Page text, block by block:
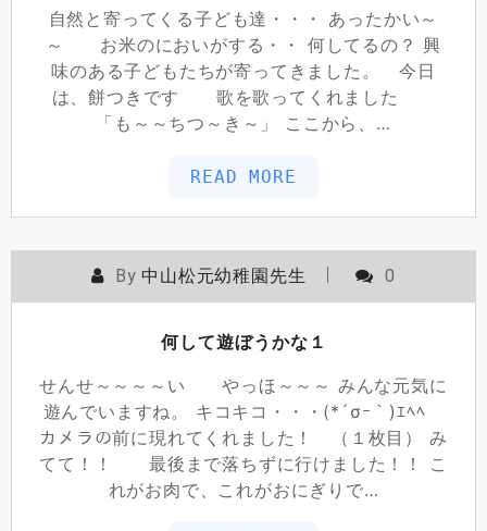
自然と寄ってくる子ども達・・・ あったかい～
～ お米のにおいがする・・ 何してるの？ 興
味のある子どもたちが寄ってきました。 今日
は、餅つきです 歌を歌ってくれました
「も～～ちつ～き～」 ここから、…
READ MORE
By 中山松元幼稚園先生 0
何して遊ぼうかな１
せんせ～～～～い やっほ～～～ みんな元気に
遊んでいますね。 キコキコ・・・(*´σｰ｀)ｴﾍﾍ
カメラの前に現れてくれました！ （１枚目） み
てて！！ 最後まで落ちずに行けました！！ こ
れがお肉で、これがおにぎりで…